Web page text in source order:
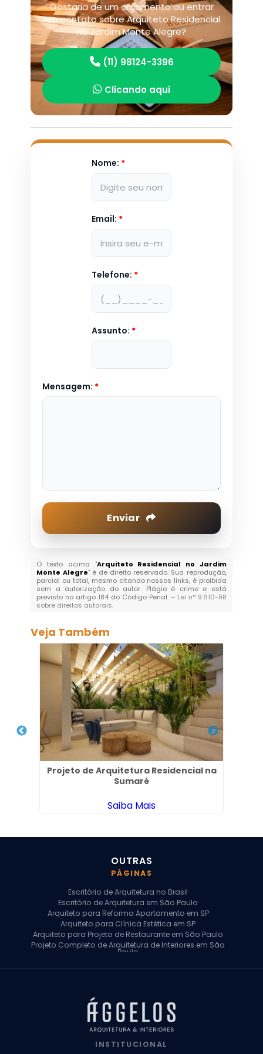
Gostaria de um orçamento ou entrar
em contato sobre Arquiteto Residencial
no Jardim Monte Alegre?
(11) 98124-3396
Clicando aqui
Nome: *
Email: *
Telefone: *
Assunto: *
Mensagem: *
Enviar
O texto acima "Arquiteto Residencial no Jardim
Monte Alegre" é de direito reservado. Sua reprodução,
parcial ou total, mesmo citando nossos links, é proibida
sem a autorização do autor. Plágio é crime e está
previsto no artigo 184 do Código Penal. – Lei n° 9.610-98
sobre direitos autorais.
Veja Também
Projeto de Arquitetura Residencial na
Sumaré
Saiba Mais
OUTRAS
PÁGINAS
Escritório de Arquitetura no Brasil
Escritório de Arquitetura em São Paulo
Arquiteto para Reforma Apartamento em SP
Arquiteto para Clínica Estética em SP
Arquiteto para Projeto de Restaurante em São Paulo
Projeto Completo de Arquitetura de Interiores em São
Paulo
Arquiteto para Projeto Comercial em São Paulo
Arquiteto Comercial
Arquiteto para Reforma de Apartamento
Arquiteto para Reforma Residencial
Arquitetura para Reforma de Casas
INSTITUCIONAL